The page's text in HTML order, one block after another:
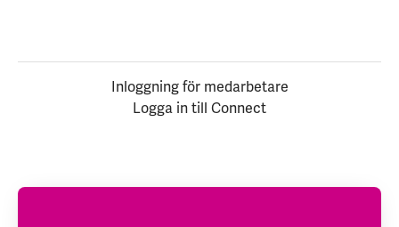
Inloggning för medarbetare
Logga in till Connect